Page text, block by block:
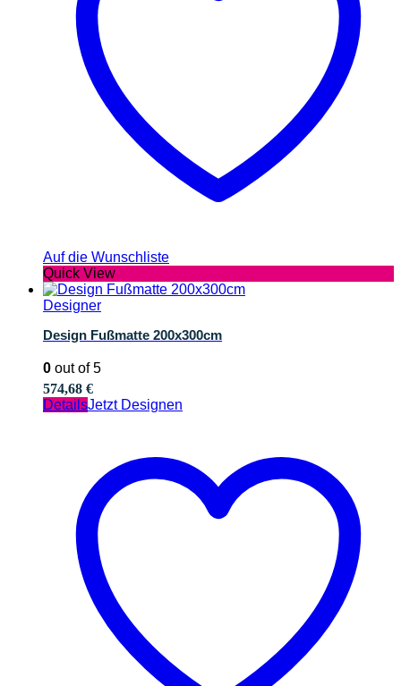
Auf die Wunschliste
Quick View
Designer
Design Fußmatte 200x300cm
0 out of 5
574,68 €
DetailsJetzt Designen